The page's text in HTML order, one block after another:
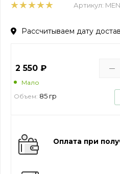
Артикул:
Рассчитываем дату
2 550 ₽
Мало
Объем: 85 гр
Оплата при